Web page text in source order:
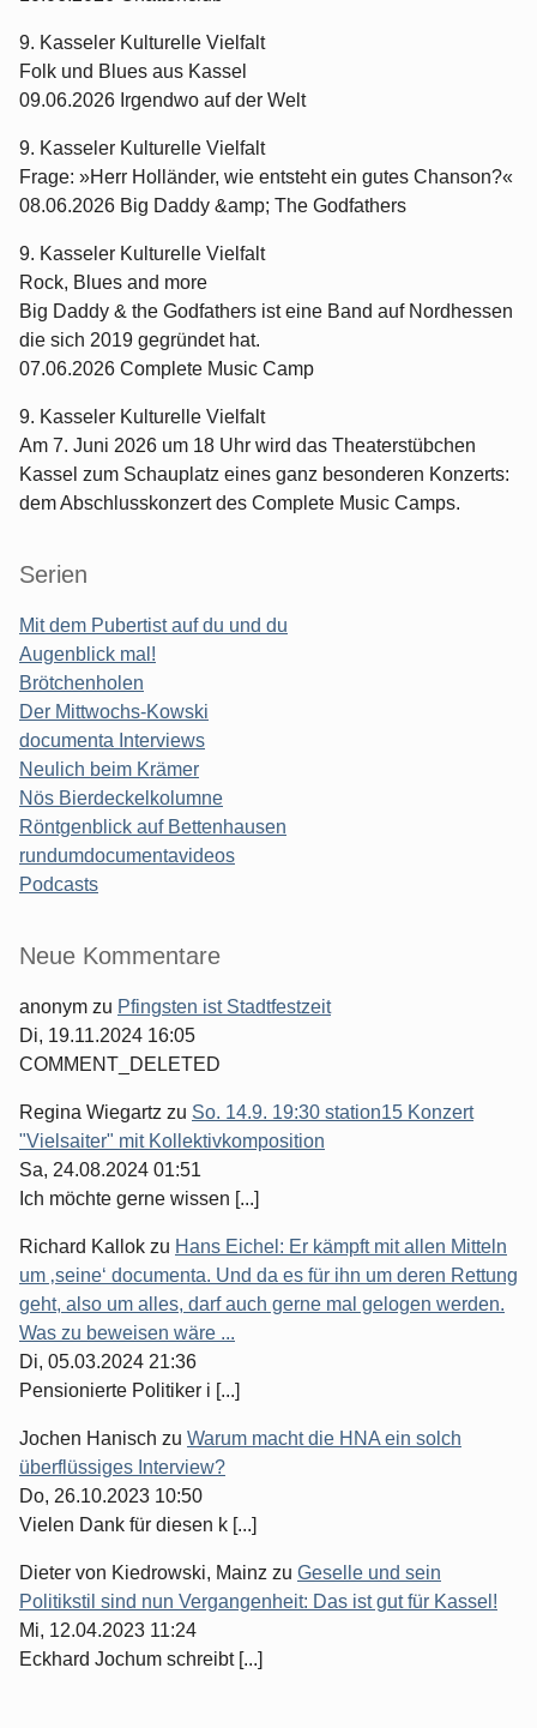
9. Kasseler Kulturelle Vielfalt
Folk und Blues aus Kassel
09.06.2026 Irgendwo auf der Welt
9. Kasseler Kulturelle Vielfalt
Frage: »Herr Holländer, wie entsteht ein gutes Chanson?«
08.06.2026 Big Daddy &amp; The Godfathers
9. Kasseler Kulturelle Vielfalt
Rock, Blues and more
Big Daddy & the Godfathers ist eine Band auf Nordhessen
die sich 2019 gegründet hat.
07.06.2026 Complete Music Camp
9. Kasseler Kulturelle Vielfalt
Am 7. Juni 2026 um 18 Uhr wird das Theaterstübchen
Kassel zum Schauplatz eines ganz besonderen Konzerts:
dem Abschlusskonzert des Complete Music Camps.
Serien
Mit dem Pubertist auf du und du
Augenblick mal!
Brötchenholen
Der Mittwochs-Kowski
documenta Interviews
Neulich beim Krämer
Nös Bierdeckelkolumne
Röntgenblick auf Bettenhausen
rundumdocumentavideos
Podcasts
Seitenleiste
Neue Kommentare
anonym zu Pfingsten ist Stadtfestzeit
Di, 19.11.2024 16:05
COMMENT_DELETED
Regina Wiegartz zu So. 14.9. 19:30 station15 Konzert
"Vielsaiter" mit Kollektivkomposition
Sa, 24.08.2024 01:51
Ich möchte gerne wissen [...]
Richard Kallok zu Hans Eichel: Er kämpft mit allen Mitteln
um ‚seine‘ documenta. Und da es für ihn um deren Rettung
geht, also um alles, darf auch gerne mal gelogen werden.
Was zu beweisen wäre ...
Di, 05.03.2024 21:36
Pensionierte Politiker i [...]
Jochen Hanisch zu Warum macht die HNA ein solch
überflüssiges Interview?
Do, 26.10.2023 10:50
Vielen Dank für diesen k [...]
Dieter von Kiedrowski, Mainz zu Geselle und sein
Politikstil sind nun Vergangenheit: Das ist gut für Kassel!
Mi, 12.04.2023 11:24
Eckhard Jochum schreibt [...]